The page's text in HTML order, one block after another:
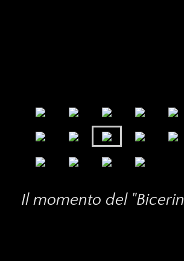
Il momento del